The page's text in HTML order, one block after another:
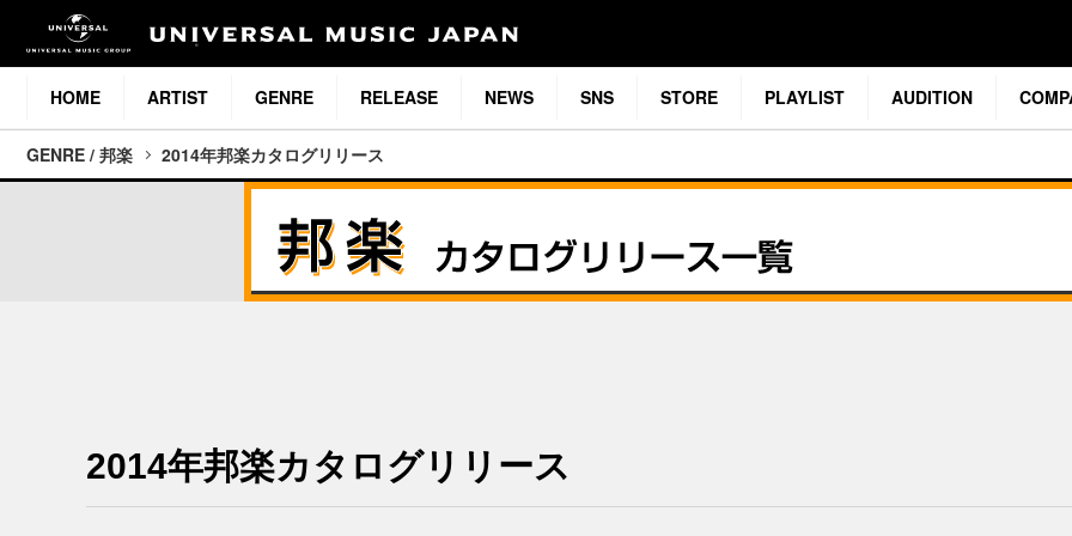
HOME ARTIST GENRE RELEASE NEWS SNS STORE PLAYLIST AUDITION
GENRE / 邦楽 2014年邦楽カタログリリース
2014年邦楽カタログリリース